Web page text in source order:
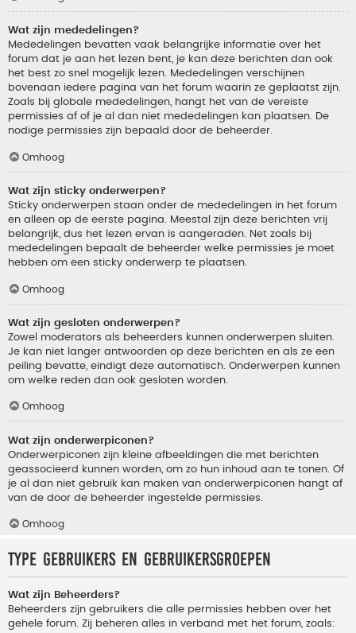
Wat zijn mededelingen?
Mededelingen bevatten vaak belangrijke informatie over het
forum dat je aan het lezen bent, je kan deze berichten dan ook
het best zo snel mogelijk lezen. Mededelingen verschijnen
bovenaan iedere pagina van het forum waarin ze geplaatst zijn.
Zoals bij globale mededelingen, hangt het van de vereiste
permissies af of je al dan niet mededelingen kan plaatsen. De
nodige permissies zijn bepaald door de beheerder.
Omhoog
Wat zijn sticky onderwerpen?
Sticky onderwerpen staan onder de mededelingen in het forum
en alleen op de eerste pagina. Meestal zijn deze berichten vrij
belangrijk, dus het lezen ervan is aangeraden. Net zoals bij
mededelingen bepaalt de beheerder welke permissies je moet
hebben om een sticky onderwerp te plaatsen.
Omhoog
Wat zijn gesloten onderwerpen?
Zowel moderators als beheerders kunnen onderwerpen sluiten.
Je kan niet langer antwoorden op deze berichten en als ze een
peiling bevatte, eindigt deze automatisch. Onderwerpen kunnen
om welke reden dan ook gesloten worden.
Omhoog
Wat zijn onderwerpiconen?
Onderwerpiconen zijn kleine afbeeldingen die met berichten
geassocieerd kunnen worden, om zo hun inhoud aan te tonen. Of
je al dan niet gebruik kan maken van onderwerpiconen hangt af
van de door de beheerder ingestelde permissies.
Omhoog
Type gebruikers en gebruikersgroepen
Wat zijn Beheerders?
Beheerders zijn gebruikers die alle permissies hebben over het
gehele forum. Zij beheren alles in verband met het forum, zoals: